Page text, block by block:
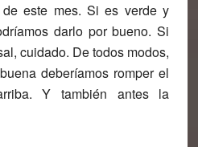
este mes. Si es verde y
darlo por bueno. Si
cuidado. De todos modos,
deberíamos romper el
Y también antes la